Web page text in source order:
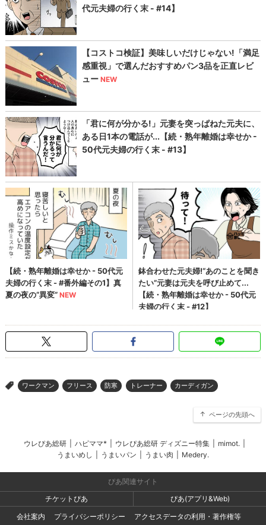
> ワークマン フリース 防寒 トレーナー カーディガン
ページの先頭へ
ウレぴあ総研 ハピママ* ウレぴあ総研 ディズニー特集 mimot.
うまいめし
うまいパン うまい肉 Medery.
ぴあ関連サイト
チケットぴあ
ぴあ(アプリ&Web)
会社案内
プライバシーポリシー アクセスデータの利用・著作権等